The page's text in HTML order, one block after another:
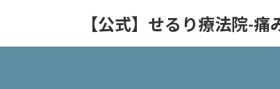
【公式】せるり療法院-